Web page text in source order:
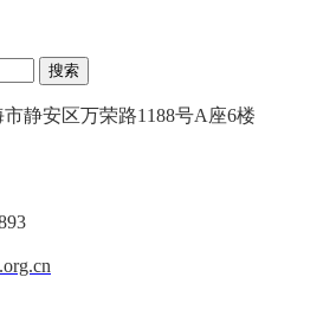
搜索
静安区万荣路1188号A座6楼